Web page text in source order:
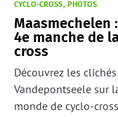
CYCLO-CROSS PHOTOS
Maasmechelen
4e manche de
cross
Découvrez les
Vandepontseele sur
monde de cyclo-